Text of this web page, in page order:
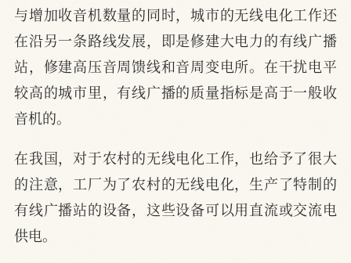
与增加收音机数量的同时，城市的无线电化工作还
在沿另一条路线发展，即是修建大电力的有线广播
站，修建高压音周馈线和音周变电所。在干扰电平
较高的城市里，有线广播的质量指标是高于一般收
音机的。
在我国，对于农村的无线电化工作，也给予了很大
的注意，工厂为了农村的无线电化，生产了特制的
有线广播站的设备，这些设备可以用直流或交流电
供电。